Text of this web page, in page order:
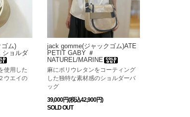
ム)
ショルダ
使用した
ウエイの
jack gomme(ジャックゴム)ATE
PETIT GABY ＃
NATUREL/MARINE
麻にポリウレタンをコーティング
した独特な素材感のショルダーバ
ッグ
39,000円(税込42,900円)
SOLD OUT